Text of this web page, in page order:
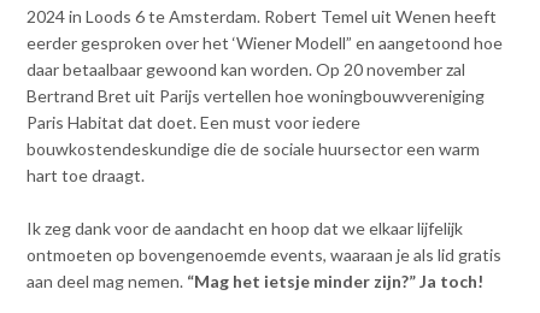
2024 in Loods 6 te Amsterdam. Robert Temel uit Wenen heeft
eerder gesproken over het ‘Wiener Modell” en aangetoond hoe
daar betaalbaar gewoond kan worden. Op 20 november zal
Bertrand Bret uit Parijs vertellen hoe woningbouwvereniging
Paris Habitat dat doet. Een must voor iedere
bouwkostendeskundige die de sociale huursector een warm
hart toe draagt.
Ik zeg dank voor de aandacht en hoop dat we elkaar lijfelijk
ontmoeten op bovengenoemde events, waaraan je als lid gratis
aan deel mag nemen. “Mag het ietsje minder zijn?” Ja toch!